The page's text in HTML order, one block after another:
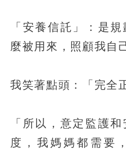
「安養信託」：是
麼被用來，照顧我自
我笑著點頭：「完全
「所以，意定監護
度，我媽媽都需要